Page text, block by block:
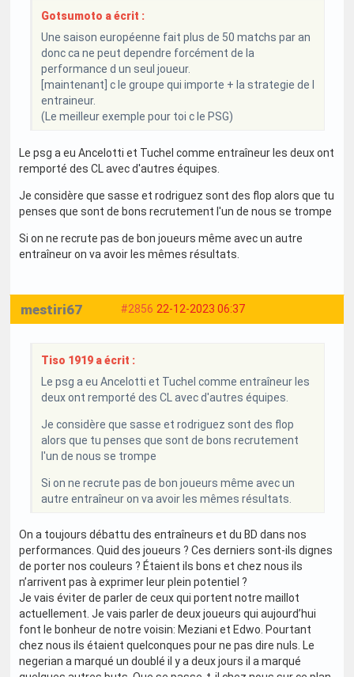
Gotsumoto a écrit :
Une saison européenne fait plus de 50 matchs par an
donc ca ne peut dependre forcément de la
performance d un seul joueur.
[maintenant] c le groupe qui importe + la strategie de l
entraineur.
(Le meilleur exemple pour toi c le PSG)
Le psg a eu Ancelotti et Tuchel comme entraîneur les deux ont
remporté des CL avec d'autres équipes.
Je considère que sasse et rodriguez sont des flop alors que tu
penses que sont de bons recrutement l'un de nous se trompe
Si on ne recrute pas de bon joueurs même avec un autre
entraîneur on va avoir les mêmes résultats.
#2856 22-12-2023 06:37
mestiri67
Tiso 1919 a écrit :
Le psg a eu Ancelotti et Tuchel comme entraîneur les
deux ont remporté des CL avec d'autres équipes.
Je considère que sasse et rodriguez sont des flop
alors que tu penses que sont de bons recrutement
l'un de nous se trompe
Si on ne recrute pas de bon joueurs même avec un
autre entraîneur on va avoir les mêmes résultats.
On a toujours débattu des entraîneurs et du BD dans nos
performances. Quid des joueurs ? Ces derniers sont-ils dignes
de porter nos couleurs ? Étaient ils bons et chez nous ils
n’arrivent pas à exprimer leur plein potentiel ?
Je vais éviter de parler de ceux qui portent notre maillot
actuellement. Je vais parler de deux joueurs qui aujourd’hui
font le bonheur de notre voisin: Meziani et Edwo. Pourtant
chez nous ils étaient quelconques pour ne pas dire nuls. Le
negerian a marqué un doublé il y a deux jours il a marqué